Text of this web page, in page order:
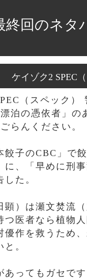
終回のネタ
ケイゾク2 SPEC
（スペック
泊の憑依者」の
らんください。
餃子のCBC」で
に、「早めに刑
た。
顕）は瀬文焚流
つ医者なら植物
優作を救うため
。
あってもガセで